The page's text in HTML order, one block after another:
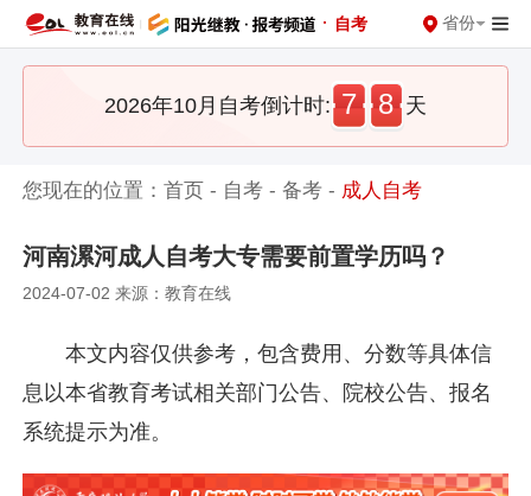
· 自考 省份
2026年10月自考倒计时: 7 8 天
您现在的位置：首页 - 自考 -备考 - 成人自考
河南漯河成人自考大专需要前置学历吗？
2024-07-02 来源：教育在线
本文内容仅供参考，包含费用、分数等具体信
息以本省教育考试相关部门公告、院校公告、报名
系统提示为准。